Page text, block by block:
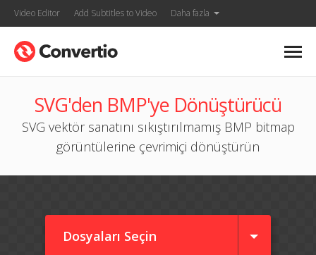
Video Editor Add Subtitles to Video Daha fazla
SVG'den BMP'ye Dönüştürücü
SVG vektör sanatını sıkıştırılmamış BMP bitmap
görüntülerine çevrimiçi dönüştürün
Dosyaları Seçin